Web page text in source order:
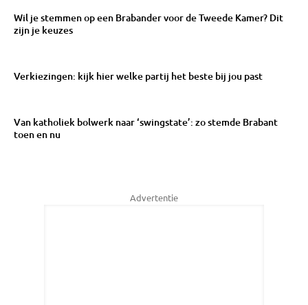
Wil je stemmen op een Brabander voor de Tweede Kamer? Dit
zijn je keuzes
Verkiezingen: kijk hier welke partij het beste bij jou past
Van katholiek bolwerk naar ‘swingstate’: zo stemde Brabant
toen en nu
Advertentie